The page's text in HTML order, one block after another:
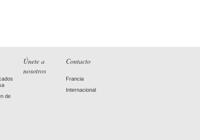
de
Únete a
nosotros
Contacto
Francia
Internacional